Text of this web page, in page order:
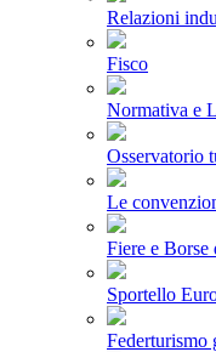
Relazioni
Fisco
Normativa e
Osservatorio
Le
Fiere e Borse
Sportello
Federturismo